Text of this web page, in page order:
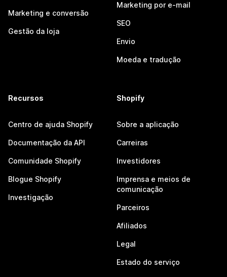
Marketing e conversão
Gestão da loja
Marketing por e-mail
SEO
Envio
Moeda e tradução
Recursos
Centro de ajuda Shopify
Documentação da API
Comunidade Shopify
Blogue Shopify
Investigação
Shopify
Sobre a aplicação
Carreiras
Investidores
Imprensa e meios de
comunicação
Parceiros
Afiliados
Legal
Estado do serviço